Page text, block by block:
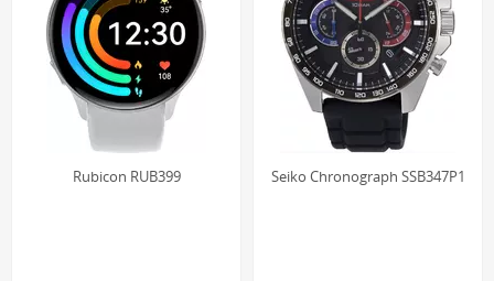
Rubicon RUB399 Seiko Chronograph SSB347P1